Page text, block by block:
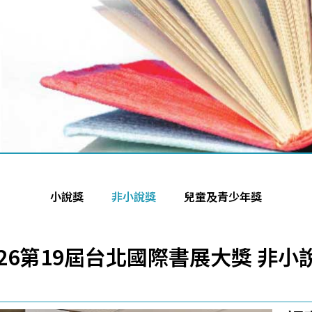
小說獎 非小說獎 兒童及青少年獎
第19屆台北國際書展大獎 非小